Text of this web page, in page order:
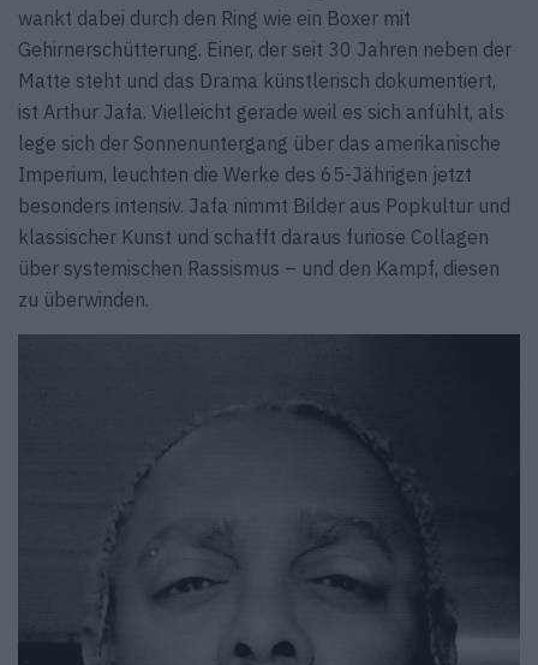
wankt dabei durch den Ring wie ein Boxer mit
Gehirnerschütterung. Einer, der seit 30 Jahren neben der
Matte steht und das Drama künstlerisch dokumentiert,
ist Arthur Jafa. Vielleicht gerade weil es sich anfühlt, als
lege sich der Sonnenuntergang über das amerikanische
Imperium, leuchten die Werke des 65-Jährigen jetzt
besonders intensiv. Jafa nimmt Bilder aus Popkultur und
klassischer Kunst und schafft daraus furiose Collagen
über systemischen Rassismus – und den Kampf, diesen
zu überwinden.